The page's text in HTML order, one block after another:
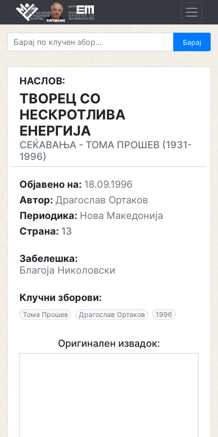
НАСЛОВ:
ТВОРЕЦ СО
НЕСКРОТЛИВА
ЕНЕРГИЈА
СЕЌАВАЊА - ТОМА ПРОШЕВ (1931-
1996)
Објавено на: 18.09.1996
Автор: Драгослав Ортаков
Периодика: Нова Македонија
Страна: 13
Забелешка:
Благоја Николовски
Клучни зборови:
Тома Прошев Драгослав Ортаков 1996
Оригинален извадок: